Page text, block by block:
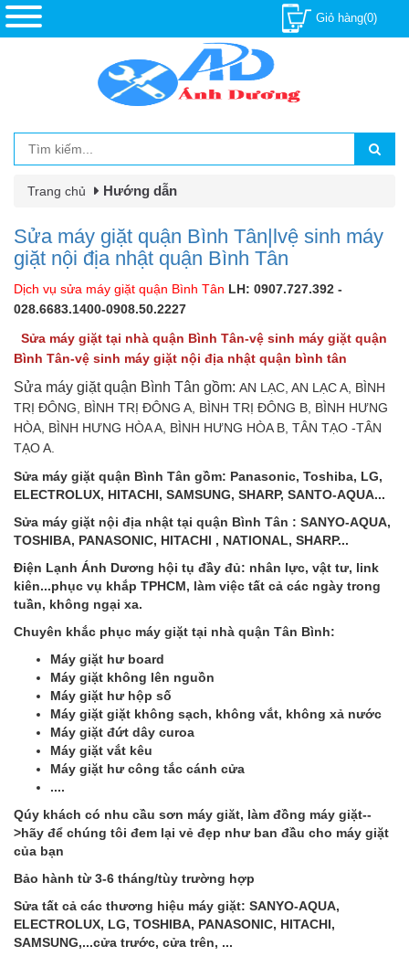
Giỏ hàng(0)
Trang chủ Hướng dẫn
Sửa máy giặt quận Bình Tân|lvệ sinh máy
giặt nội địa nhật quận Bình Tân
Dịch vụ sửa máy giặt quận Bình Tân LH: 0907.727.392 -
028.6683.1400-0908.50.2227
Sửa máy giặt tại nhà quận Bình Tân-vệ sinh máy giặt quận
Bình Tân-vệ sinh máy giặt nội địa nhật quận bình tân
Sửa máy giặt quận Bình Tân gồm: AN LẠC, AN LẠC A, BÌNH
TRỊ ĐÔNG, BÌNH TRỊ ĐÔNG A, BÌNH TRỊ ĐÔNG B, BÌNH HƯNG
HÒA, BÌNH HƯNG HÒA A, BÌNH HƯNG HÒA B, TÂN TẠO -TÂN
TẠO A.
Sửa máy giặt quận Bình Tân gồm: Panasonic, Toshiba, LG,
ELECTROLUX, HITACHI, SAMSUNG, SHARP, SANTO-AQUA...
Sửa máy giặt nội địa nhật tại quận Bình Tân : SANYO-AQUA,
TOSHIBA, PANASONIC, HITACHI , NATIONAL, SHARP...
Điện Lạnh Ánh Dương hội tụ đầy đủ: nhân lực, vật tư, link
kiên...phục vụ khắp TPHCM, làm việc tất cả các ngày trong
tuần, không ngại xa.
Chuyên khắc phục máy giặt tại nhà quận Tân Bình:
Máy giặt hư board
Máy giặt không lên nguồn
Máy giặt hư hộp số
Máy giặt giặt không sạch, không vắt, không xả nước
Máy giặt đứt dây curoa
Máy giặt vắt kêu
Máy giặt hư công tắc cánh cửa
....
Qúy khách có nhu cầu sơn máy giăt, làm đồng máy giặt--
>hãy để chúng tôi đem lại vẻ đẹp như ban đầu cho máy giặt
của bạn
Bảo hành từ 3-6 tháng/tùy trường hợp
Sửa tất cả các thương hiệu máy giặt: SANYO-AQUA,
ELECTROLUX, LG, TOSHIBA, PANASONIC, HITACHI,
SAMSUNG,...cửa trước, cửa trên, ...